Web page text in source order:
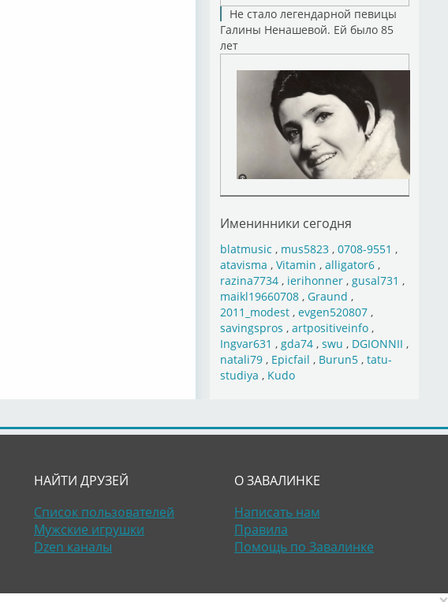
Не стало легендарной певицы
Галины Ненашевой. Ей было 85
лет
Именинники сегодня
blatmusic , mus5823, 0708-9551 ,
atavisma , Vitamin , alligator6,
razina7734, ierihonner, gusal731 ,
maikl19660708, Graund ,
2011_modest, evgen520807,
savingspros , artpositiveinfo,
Ingvar631 , gda74, swu , DGIONNII ,
natali79, Epicfail , Burun5, tatu-
studiya , Kudo
НАЙТИ ДРУЗЕЙ
Список пользователей
Мужские игрушки
Dzen каналы
О ЗАВАЛИНКЕ
Написать нам
Правила
Помощь по Завалинке